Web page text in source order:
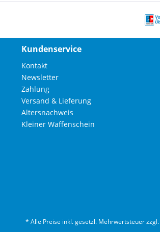
Kundenservice
Kontakt
Newsletter
Zahlung
Versand & Lieferung
Altersnachweis
Kleiner Waffenschein
* Alle Preise inkl. gesetzl. Mehrwertsteuer zzgl.